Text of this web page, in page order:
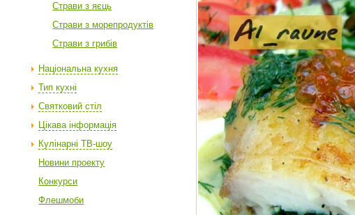
Cтрави з яєць
Страви з морепродуктів
Страви з грибів
Національна кухня
Тип кухні
Святковий стіл
Цікава інформація
Кулінарні ТВ-шоу
Новини проекту
Конкурси
Флешмоби